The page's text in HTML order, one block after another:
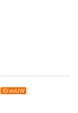
ID:euUW